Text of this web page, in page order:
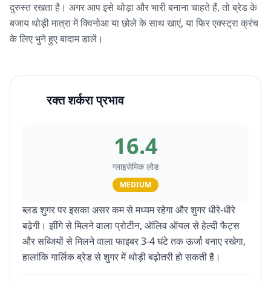
दुरुस्त रखता है। अगर आप इसे थोड़ा और भारी बनाना चाहते हैं, तो ब्रेड के
बजाय थोड़ी मात्रा में क्विनोआ या छोले के साथ खाएं, या फिर एक्स्ट्रा क्रंच
के लिए भुने हुए बादाम डालें।
रक्त शर्करा प्रभाव
16.4
ग्लाइसेमिक लोड
MEDIUM
ब्लड शुगर पर इसका असर कम से मध्यम रहेगा और शुगर धीरे-धीरे
बढ़ेगी। झींगे से मिलने वाला प्रोटीन, ऑलिव ऑयल से हेल्दी फैट्स
और सब्जियों से मिलने वाला फाइबर 3-4 घंटे तक ऊर्जा बनाए रखेगा,
हालांकि गार्लिक ब्रेड से शुगर में थोड़ी बढ़ोतरी हो सकती है।